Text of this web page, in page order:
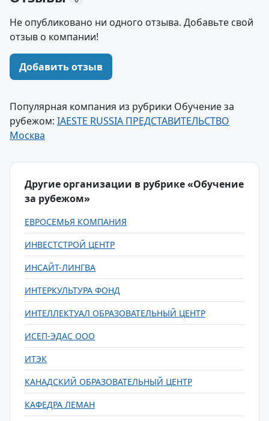
Не опубликовано ни одного отзыва. Добавьте свой
отзыв о компании!
Добавить отзыв
Популярная компания из рубрики Обучение за
рубежом: IAESTE RUSSIA ПРЕДСТАВИТЕЛЬСТВО
Москва
Другие организации в рубрике «Обучение
за рубежом»
ЕВРОСЕМЬЯ КОМПАНИЯ
ИНВЕСТСТРОЙ ЦЕНТР
ИНСАЙТ-ЛИНГВА
ИНТЕРКУЛЬТУРА ФОНД
ИНТЕЛЛЕКТУАЛ ОБРАЗОВАТЕЛЬНЫЙ ЦЕНТР
ИСЕП-ЭДАС ООО
ИТЭК
КАНАДСКИЙ ОБРАЗОВАТЕЛЬНЫЙ ЦЕНТР
КАФЕДРА ЛЕМАН